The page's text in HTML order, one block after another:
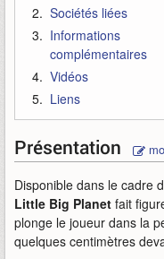
Sociétés liées
Informations
complémentaires
Vidéos
Liens
Présentation
Disponible dans le cadre
Little Big Planet fait
plonge le joueur dans la
quelques centimètres